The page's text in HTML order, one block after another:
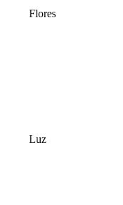
Flores
Luz